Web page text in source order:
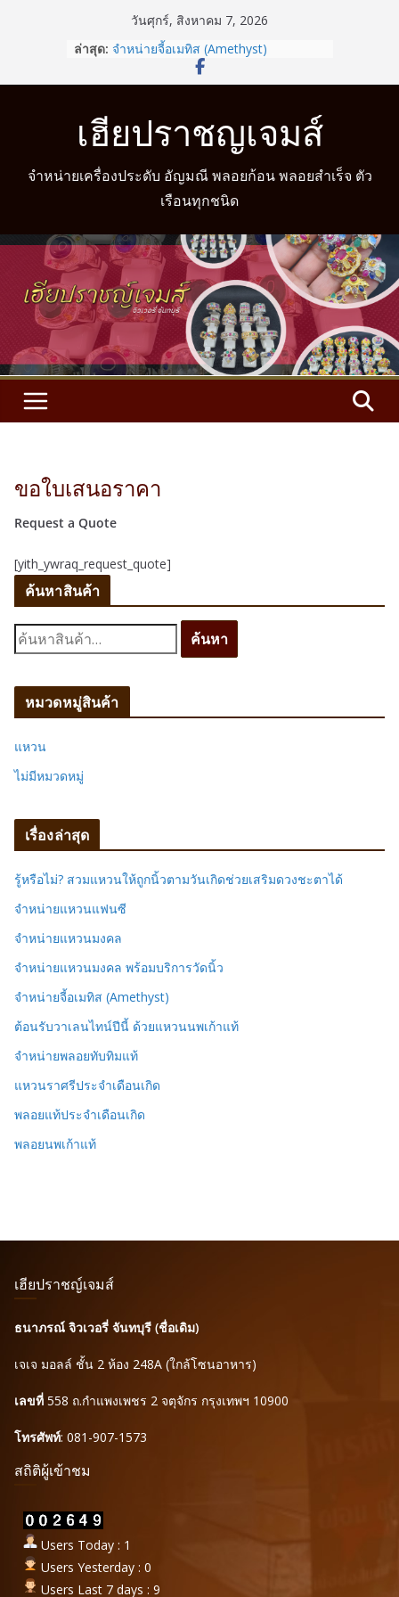
วันศุกร์, สิงหาคม 7, 2026
ล่าสุด: จำหน่ายจี้อเมทิส (Amethyst)
รู้หรือไม่? สวมแหวนให้ถูกนิ้วตามวันเกิด
ช่วยเสริมดวงชะตาได้
จำหน่ายแหวนมงคล
จำหน่ายแหวนมงคล พร้อมบริการวัดนิ้ว
เฮียปราชญเจมส์
จำหน่ายเครื่องประดับ อัญมณี พลอยก้อน พลอยสำเร็จ ตัว
เรือนทุกชนิด
ขอใบเสนอราคา
Request a Quote
[yith_ywraq_request_quote]
ค้นหาสินค้า
ค้
น
:
ค้นหา
หมวดหมู่สินค้า
แหวน
ไม่มีหมวดหมู่
เรื่องล่าสุด
รู้หรือไม่? สวมแหวนให้ถูกนิ้วตามวันเกิดช่วยเสริมดวงชะตาได้
จำหน่ายแหวนแฟนซี
จำหน่ายแหวนมงคล
จำหน่ายแหวนมงคล พร้อมบริการวัดนิ้ว
จำหน่ายจี้อเมทิส (Amethyst)
ต้อนรับวาเลนไทน์ปีนี้ ด้วยแหวนนพเก้าแท้
จำหน่ายพลอยทับทิมแท้
แหวนราศรีประจำเดือนเกิด
พลอยแท้ประจำเดือนเกิด
พลอยนพเก้าแท้
เฮียปราชญ์เจมส์
ธนาภรณ์ จิวเวอรี่ จันทบุรี (ชื่อเดิม)
เจเจ มอลล์ ชั้น 2 ห้อง 248A (ใกล้โซนอาหาร)
เลขที่ 558 ถ.กำแพงเพชร 2 จตุจักร กรุงเทพฯ 10900
โทรศัพท์: 081-907-1573
สถิติผู้เข้าชม
Users Today : 1
Users Yesterday : 0
Users Last 7 days : 9